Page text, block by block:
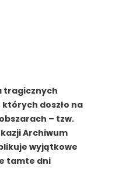
tragicznych
których doszło na
– tzw.
Archiwum
wyjątkowe
tamte dni